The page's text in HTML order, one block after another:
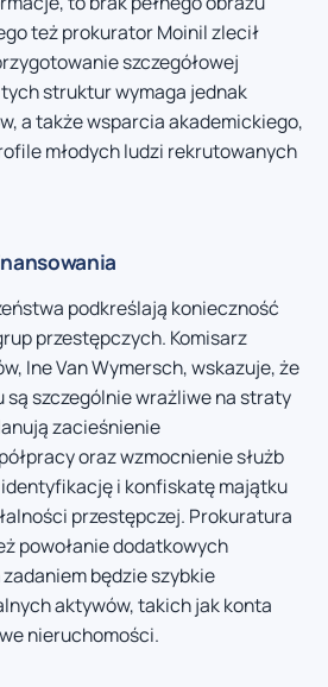
też prokurator Moinil zlecił
szczegółowej
struktur wymaga jednak
a także wsparcia akademickiego,
młodych ludzi rekrutowanych
podkreślają konieczność
przestępczych. Komisarz
Ine Van Wymersch, wskazuje, że
szczególnie wrażliwe na straty
zacieśnienie
oraz wzmocnienie służb
i konfiskatę majątku
przestępczej. Prokuratura
powołanie dodatkowych
będzie szybkie
aktywów, takich jak konta
nieruchomości.